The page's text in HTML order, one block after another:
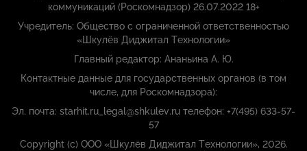
коммуникаций (Роскомнадзор) 26.07.2022 18+
Учредитель: Общество с ограниченной ответственностью
«Шкулёв Диджитал Технологии»
Главный редактор: Ананьина А. Ю.
Контактные данные для государственных органов (в том
числе, для Роскомнадзора):
Эл. почта: starhit.ru_legal@shkulev.ru телефон: +7(495) 633-57-
57
Copyright (с) ООО «Шкулёв Диджитал Технологии», 2026.